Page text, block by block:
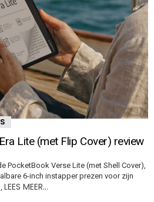
Lite (met Flip Cover) review
PocketBook Verse Lite (met Shell Cover),
6-inch instapper prezen voor zijn
LEES MEER…